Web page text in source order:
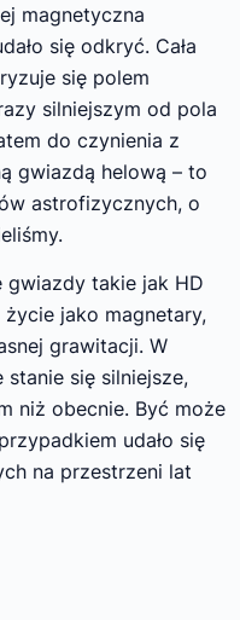
magnetyczna
się odkryć. Cała
się polem
silniejszym od pola
do czynienia z
gwiazdą helową – to
astrofizycznych, o
gwiazdy takie jak HD
jako magnetary,
grawitacji. W
się silniejsze,
niż obecnie. Być może
udało się
na przestrzeni lat